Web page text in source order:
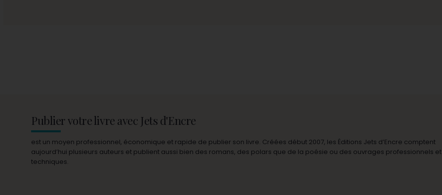
Publier votre livre avec Jets d'Encre
est un moyen professionnel, économique et rapide de publier son livre. Créées début 2007, les Éditions Jets d’Encre comptent
aujourd’hui plusieurs auteurs et publient aussi bien des romans, des polars que de la poésie ou des ouvrages professionnels et
techniques.